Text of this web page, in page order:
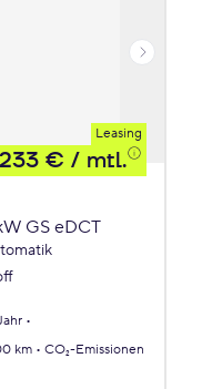
Leasing
233 € / mtl.
GS eDCT
km
CO₂-Emissionen